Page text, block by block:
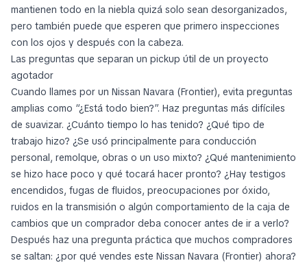
mantienen todo en la niebla quizá solo sean desorganizados,
pero también puede que esperen que primero inspecciones
con los ojos y después con la cabeza.
Las preguntas que separan un pickup útil de un proyecto
agotador
Cuando llames por un Nissan Navara (Frontier), evita preguntas
amplias como “¿Está todo bien?”. Haz preguntas más difíciles
de suavizar. ¿Cuánto tiempo lo has tenido? ¿Qué tipo de
trabajo hizo? ¿Se usó principalmente para conducción
personal, remolque, obras o un uso mixto? ¿Qué mantenimiento
se hizo hace poco y qué tocará hacer pronto? ¿Hay testigos
encendidos, fugas de fluidos, preocupaciones por óxido,
ruidos en la transmisión o algún comportamiento de la caja de
cambios que un comprador deba conocer antes de ir a verlo?
Después haz una pregunta práctica que muchos compradores
se saltan: ¿por qué vendes este Nissan Navara (Frontier) ahora?